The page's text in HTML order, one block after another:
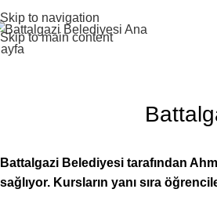
Skip to navigation
Skip to main content
Battalgazi Belediyesi tarafından
sağlıyor. Kursların yanı sıra